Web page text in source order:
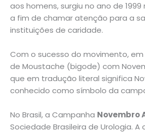
aos homens, surgiu no ano de
a fim de chamar atenção para a
instituições de caridade.
Com o sucesso do movimento,
de Moustache (bigode) com
que em tradução literal significa
conhecido como símbolo da
No Brasil, a Campanha Novembro
Sociedade Brasileira de Urologia.